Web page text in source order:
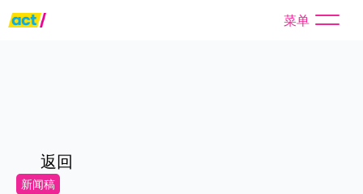
菜单
返回
新闻稿